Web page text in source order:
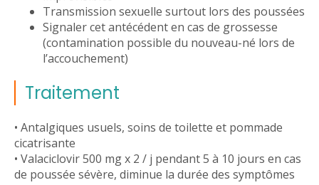
Transmission sexuelle surtout lors des poussées
Signaler cet antécédent en cas de grossesse
(contamination possible du nouveau-né lors de
l’accouchement)
Traitement
• Antalgiques usuels, soins de toilette et pommade
cicatrisante
• Valaciclovir 500 mg x 2 / j pendant 5 à 10 jours en cas
de poussée sévère, diminue la durée des symptômes